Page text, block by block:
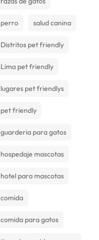
perro salud canina
Distritos pet friendly
Lima pet friendly
lugares pet friendlys
pet friendly
guarderia para gatos
hospedaje mascotas
hotel para mascotas
comida
comida para gatos